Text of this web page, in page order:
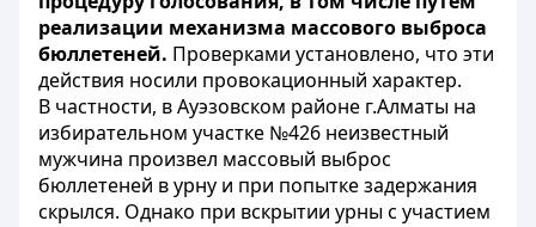
реализации механизма массового выброса
бюллетеней. Проверками установлено, что эти
действия носили провокационный характер.
В частности, в Ауэзовском районе г.Алматы на
избирательном участке №426 неизвестный
мужчина произвел массовый выброс
бюллетеней в урну и при попытке задержания
скрылся. Однако при вскрытии урны с участием